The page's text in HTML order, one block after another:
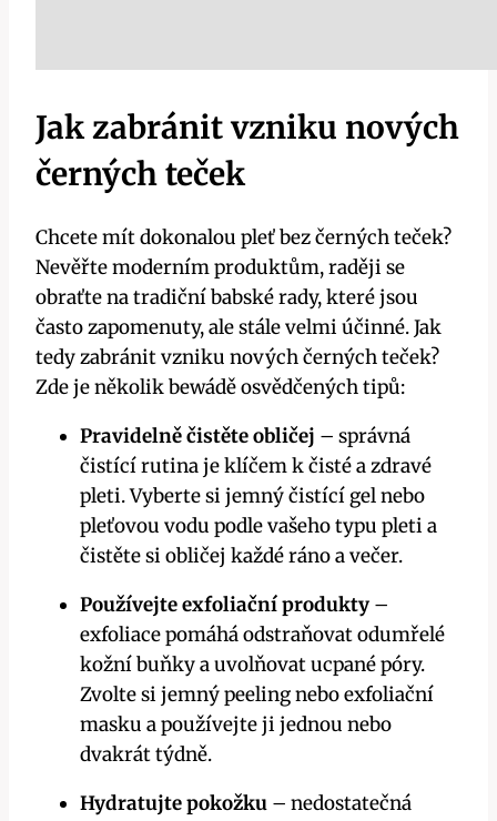
Jak zabránit vzniku nových
černých teček
Chcete mít dokonalou pleť bez černých teček?
Nevěřte moderním produktům, raději se
obraťte na tradiční babské rady, které jsou
často zapomenuty, ale stále velmi účinné. Jak
tedy zabránit vzniku nových černých teček?
Zde je několik bewádě osvědčených tipů:
Pravidelně čistěte obličej – správná
čistící rutina je klíčem k čisté a zdravé
pleti. Vyberte si jemný čistící gel nebo
pleťovou vodu podle vašeho typu pleti a
čistěte si obličej každé ráno a večer.
Používejte exfoliační produkty –
exfoliace pomáhá odstraňovat odumřelé
kožní buňky a uvolňovat ucpané póry.
Zvolte si jemný peeling nebo exfoliační
masku a používejte ji jednou nebo
dvakrát týdně.
Hydratujte pokožku – nedostatečná